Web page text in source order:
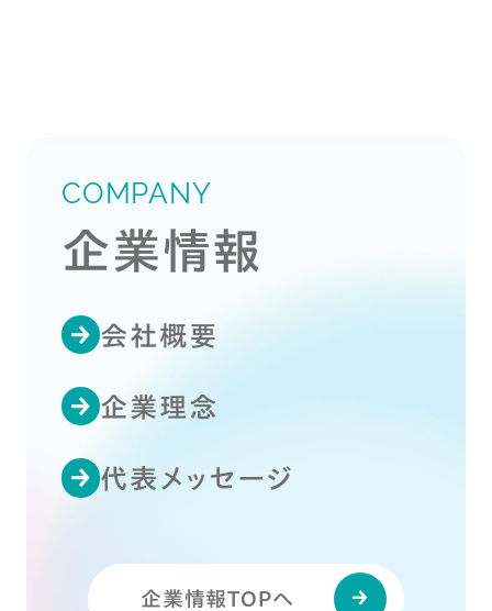
COMPANY
企業情報
会社概要
企業理念
代表メッセージ
企業情報TOPへ